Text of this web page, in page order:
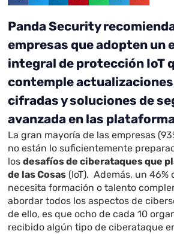
Panda Security
empresas que adopten un
integral de protección IoT
contemple
cifradas y soluciones de
avanzada en las
La gran mayoría de las empresas
no están lo suficientemente
losdesafíos de ciberataques que
de las Cosas (IoT). Además, un 46%
necesita formación o talento
abordar todos los aspectos de
de ello, es que ocho de cada 10
recibido algún tipo de ciberataque